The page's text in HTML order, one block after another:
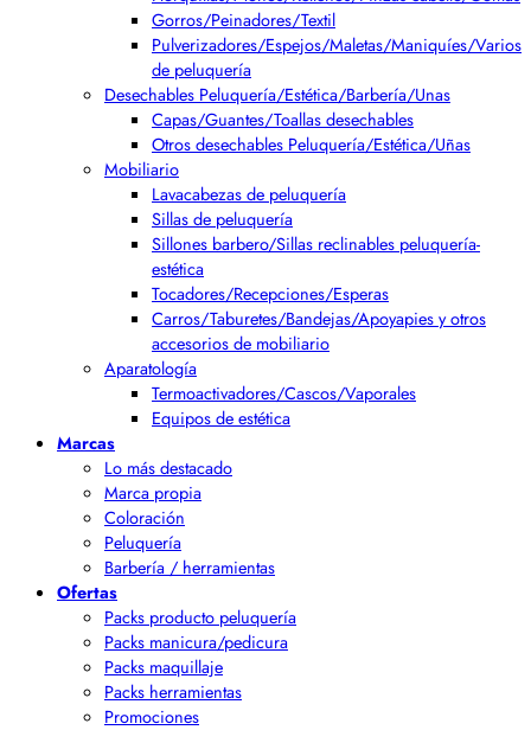
Gorros/Peinadores/Textil
Pulverizadores/Espejos/Maletas/Maniquíes/Varios
de peluquería
Desechables Peluquería/Estética/Barbería/Unas
Capas/Guantes/Toallas desechables
Otros desechables Peluquería/Estética/Uñas
Mobiliario
Lavacabezas de peluquería
Sillas de peluquería
Sillones barbero/Sillas reclinables peluquería-
estética
Tocadores/Recepciones/Esperas
Carros/Taburetes/Bandejas/Apoyapies y otros
accesorios de mobiliario
Aparatología
Termoactivadores/Cascos/Vaporales
Equipos de estética
Marcas
Lo más destacado
Marca propia
Coloración
Peluquería
Barbería / herramientas
Ofertas
Packs producto peluquería
Packs manicura/pedicura
Packs maquillaje
Packs herramientas
Promociones